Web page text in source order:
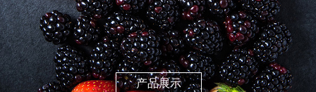
产品展示